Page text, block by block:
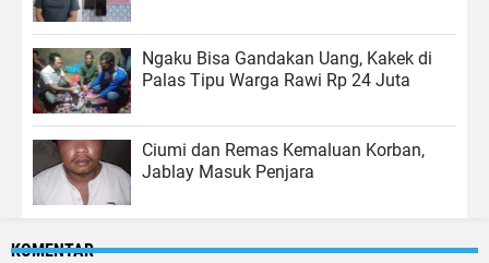
Ngaku Bisa Gandakan Uang, Kakek di
Palas Tipu Warga Rawi Rp 24 Juta
Ciumi dan Remas Kemaluan Korban,
Jablay Masuk Penjara
KOMENTAR